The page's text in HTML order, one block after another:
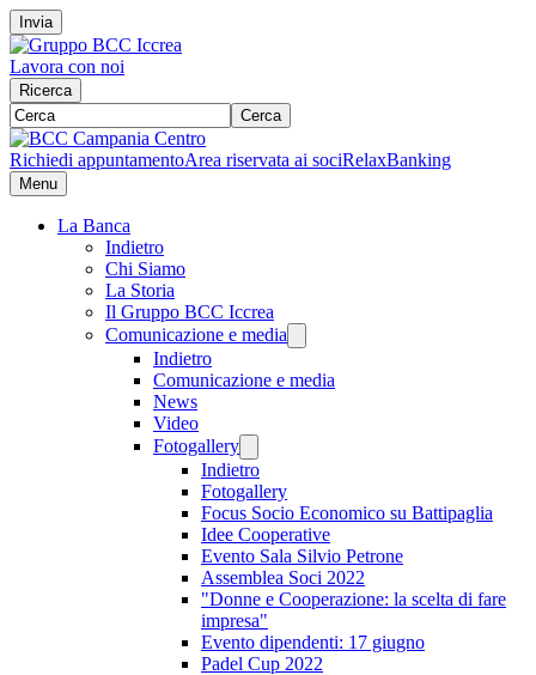
Invia
Lavora con noi
Ricerca
Cerca
Richiedi appuntamentoArea riservata ai sociRelaxBanking
Menu
La Banca
Indietro
Chi Siamo
La Storia
Il Gruppo BCC Iccrea
Comunicazione e media
Indietro
Comunicazione e media
News
Video
Fotogallery
Indietro
Fotogallery
Focus Socio Economico su Battipaglia
Idee Cooperative
Evento Sala Silvio Petrone
Assemblea Soci 2022
"Donne e Cooperazione: la scelta di fare
impresa"
Evento dipendenti: 17 giugno
Padel Cup 2022